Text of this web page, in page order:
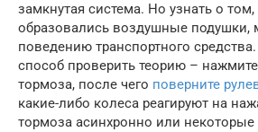
замкнутая система. Но узнать о том,
образовались воздушные подушки,
поведению транспортного
способ проверить теорию –
тормоза, после чего поверните
какие-либо колеса реагируют на
тормоза асинхронно или некоторые